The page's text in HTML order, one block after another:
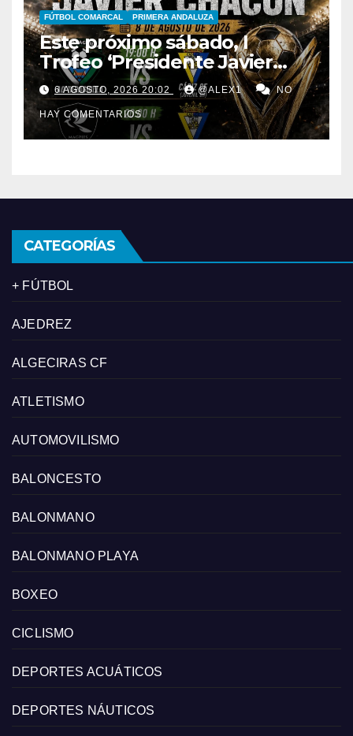
FÚTBOL COMARCAL PRIMERA ANDALUZA
Este próximo sábado, I
Trofeo ‘Presidente Javier
Chacón’ con AD Taraguilla,
Bruno’s Magpies y el juvenil
del Cádiz CF
6 AGOSTO, 2026 20:02 @ALEX1 NO
HAY COMENTARIOS
CATEGORÍAS
+ FÚTBOL
AJEDREZ
ALGECIRAS CF
ATLETISMO
AUTOMOVILISMO
BALONCESTO
BALONMANO
BALONMANO PLAYA
BOXEO
CICLISMO
DEPORTES ACUÁTICOS
DEPORTES NÁUTICOS